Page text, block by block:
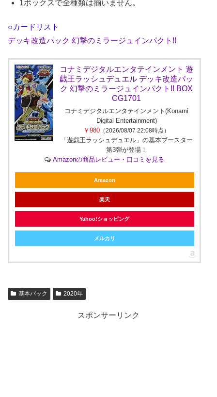
1ボックスで全種類は揃いません。
○カードリスト
デッキ改造パック 幻撃のミラージュインパクト!!
コナミデジタルエンタテインメント 遊
戯王ラッシュデュエル デッキ改造パッ
ク 幻撃のミラージュインパクト!! BOX
CG1701
コナミデジタルエンタテインメント(Konami
Digital Entertainment)
￥980 （2026/08/07 22:08時点）
「遊戯王ラッシュデュエル」の基本ブースター
第3弾が登場！
Amazonの商品レビュー・口コミを見る
Amazon
楽天
Yahoo!ショッピング
メルカリ
基本パック 2020年
スポンサーリンク